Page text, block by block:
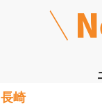
長崎